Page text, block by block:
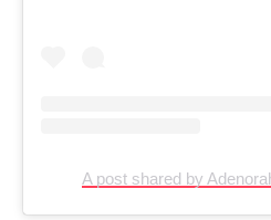
A post shared by